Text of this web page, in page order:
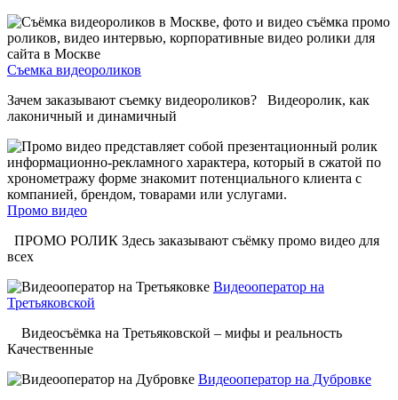
Съемка видеороликов
Зачем заказывают съемку видеороликов? Видеоролик, как
лаконичный и динамичный
Промо видео
ПРОМО РОЛИК Здесь заказывают съёмку промо видео для
всех
Видеооператор на
Третьяковской
Видеосъёмка на Третьяковской – мифы и реальность
Качественные
Видеооператор на Дубровке